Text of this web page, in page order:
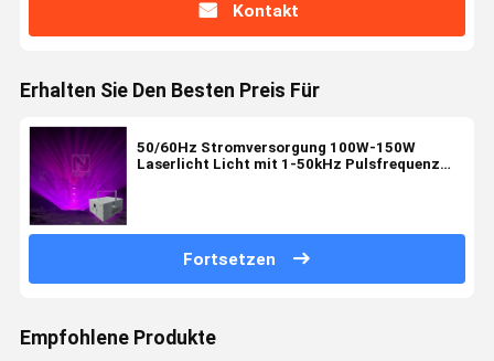
Kontakt
Erhalten Sie Den Besten Preis Für
50/60Hz Stromversorgung 100W-150W
Laserlicht Licht mit 1-50kHz Pulsfrequenz
Fortsetzen
Empfohlene Produkte